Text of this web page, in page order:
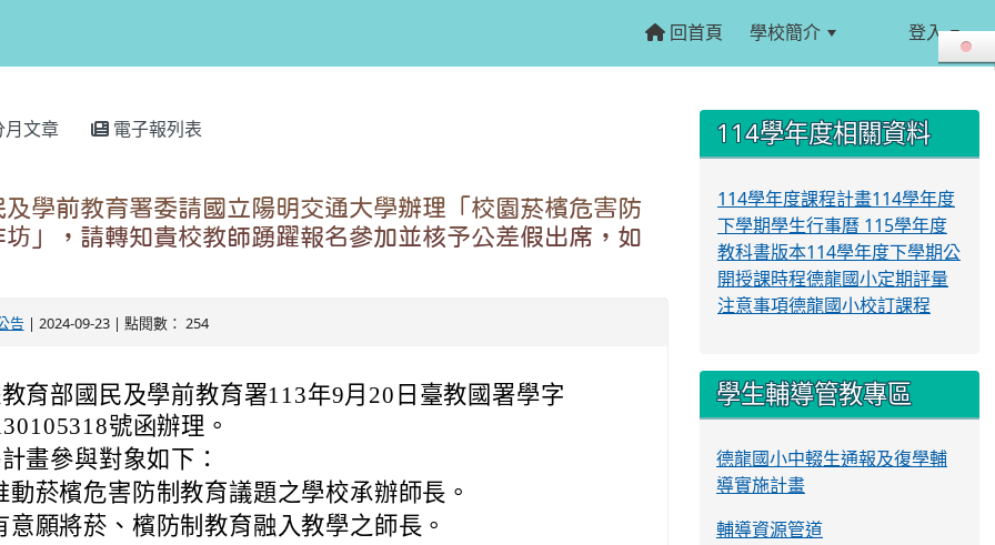
回首頁 學校簡介 登入
文章 電子報列表
學前教育署委請國立陽明交通大學辦理「校園菸檳危害防
」，請轉知貴校教師踴躍報名參加並核予公差假出席，如
告 | 2024-09-23 | 點閱數： 254
育部國民及學前教育署113年9月20日臺教國署學字
號函辦理。
畫參與對象如下：
動菸檳危害防制教育議題之學校承辦師長。
意願將菸、檳防制教育融入教學之師長。
::: 114學年度相關資料
114學年度課程計畫114學年度
下學期學生行事曆 115學年度
教科書版本114學年度下學期公
開授課時程德龍國小定期評量
注意事項德龍國小校訂課程
學生輔導管教專區
德龍國小中輟生通報及復學輔
導實施計畫
輔導資源管道